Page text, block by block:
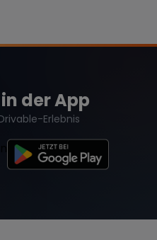
der App
Erlebnis